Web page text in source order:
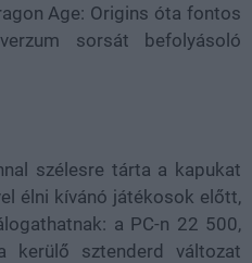
Age: Origins óta fontos
sorsát befolyásoló
szélesre tárta a kapukat
élni kívánó játékosok előtt,
a PC-n 22 500,
kerülő sztenderd változat